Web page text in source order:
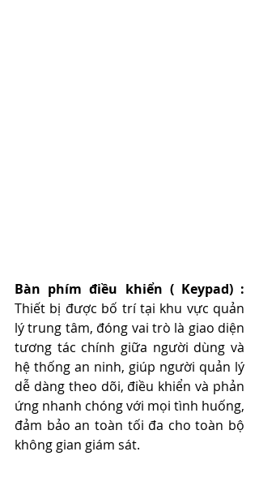
Thiết bị được bố trí tại khu vực quản
lý trung tâm, đóng vai trò là giao diện
tương tác chính giữa người dùng và
hệ thống an ninh, giúp người quản lý
dễ dàng theo dõi, điều khiển và phản
ứng nhanh chóng với mọi tình huống,
đảm bảo an toàn tối đa cho toàn bộ
không gian giám sát.